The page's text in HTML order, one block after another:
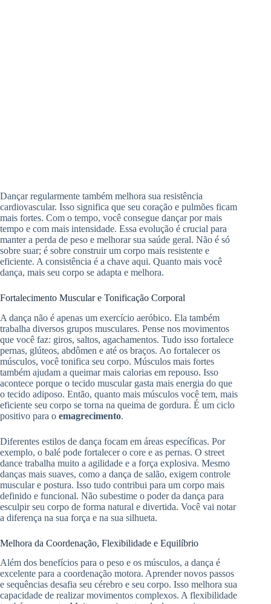
Dançar regularmente também melhora sua resistência
cardiovascular. Isso significa que seu coração e pulmões ficam
mais fortes. Com o tempo, você consegue dançar por mais
tempo e com mais intensidade. Essa evolução é crucial para
manter a perda de peso e melhorar sua saúde geral. Não é só
sobre suar; é sobre construir um corpo mais resistente e
eficiente. A consistência é a chave aqui. Quanto mais você
dança, mais seu corpo se adapta e melhora.
Fortalecimento Muscular e Tonificação Corporal
A dança não é apenas um exercício aeróbico. Ela também
trabalha diversos grupos musculares. Pense nos movimentos
que você faz: giros, saltos, agachamentos. Tudo isso fortalece
pernas, glúteos, abdômen e até os braços. Ao fortalecer os
músculos, você tonifica seu corpo. Músculos mais fortes
também ajudam a queimar mais calorias em repouso. Isso
acontece porque o tecido muscular gasta mais energia do que
o tecido adiposo. Então, quanto mais músculos você tem, mais
eficiente seu corpo se torna na queima de gordura. É um ciclo
positivo para o emagrecimento.
Diferentes estilos de dança focam em áreas específicas. Por
exemplo, o balé pode fortalecer o core e as pernas. O street
dance trabalha muito a agilidade e a força explosiva. Mesmo
danças mais suaves, como a dança de salão, exigem controle
muscular e postura. Isso tudo contribui para um corpo mais
definido e funcional. Não subestime o poder da dança para
esculpir seu corpo de forma natural e divertida. Você vai notar
a diferença na sua força e na sua silhueta.
Melhora da Coordenação, Flexibilidade e Equilíbrio
Além dos benefícios para o peso e os músculos, a dança é
excelente para a coordenação motora. Aprender novos passos
e sequências desafia seu cérebro e seu corpo. Isso melhora sua
capacidade de realizar movimentos complexos. A flexibilidade